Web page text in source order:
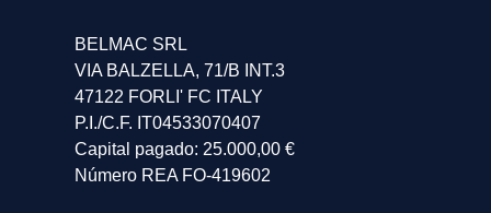
BELMAC SRL
VIA BALZELLA, 71/B INT.3
47122 FORLI' FC ITALY
P.I./C.F. IT04533070407
Capital pagado: 25.000,00 €
Número REA FO-419602